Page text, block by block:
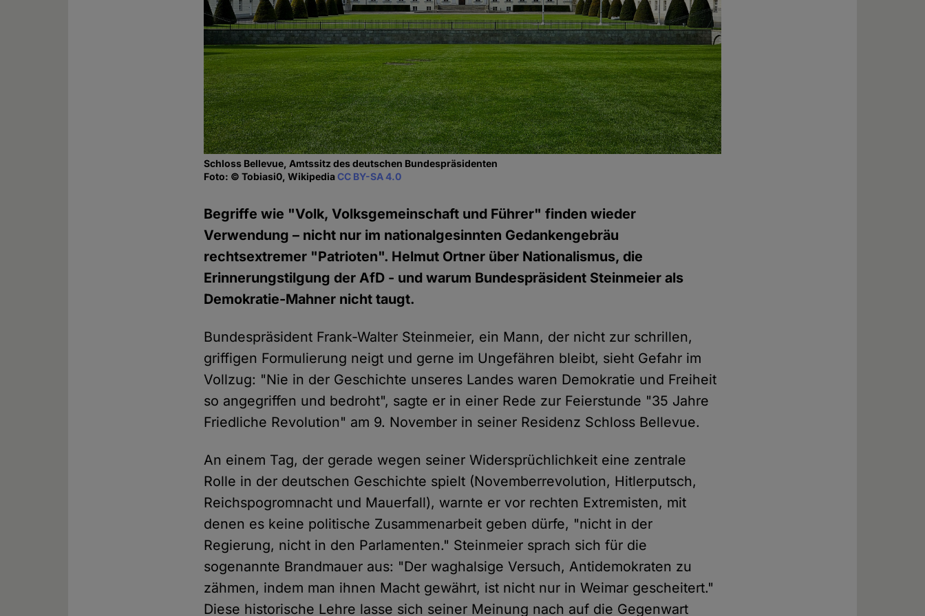
Schloss Bellevue, Amtssitz des deutschen Bundespräsidenten
Foto: © Tobiasi0, WikipediaCC BY-SA 4.0
Begriffe wie "Volk, Volksgemeinschaft und Führer" finden wieder
Verwendung – nicht nur im nationalgesinnten Gedankengebräu
rechtsextremer "Patrioten". Helmut Ortner über Nationalismus, die
Erinnerungstilgung der AfD - und warum Bundespräsident Steinmeier als
Demokratie-Mahner nicht taugt.
Bundespräsident Frank-Walter Steinmeier, ein Mann, der nicht zur schrillen,
griffigen Formulierung neigt und gerne im Ungefähren bleibt, sieht Gefahr im
Vollzug: "Nie in der Geschichte unseres Landes waren Demokratie und Freiheit
so angegriffen und bedroht", sagte er in einer Rede zur Feierstunde "35 Jahre
Friedliche Revolution" am 9. November in seiner Residenz Schloss Bellevue.
An einem Tag, der gerade wegen seiner Widersprüchlichkeit eine zentrale
Rolle in der deutschen Geschichte spielt (Novemberrevolution, Hitlerputsch,
Reichspogromnacht und Mauerfall), warnte er vor rechten Extremisten, mit
denen es keine politische Zusammenarbeit geben dürfe, "nicht in der
Regierung, nicht in den Parlamenten." Steinmeier sprach sich für die
sogenannte Brandmauer aus: "Der waghalsige Versuch, Antidemokraten zu
zähmen, indem man ihnen Macht gewährt, ist nicht nur in Weimar gescheitert."
Diese historische Lehre lasse sich seiner Meinung nach auf die Gegenwart